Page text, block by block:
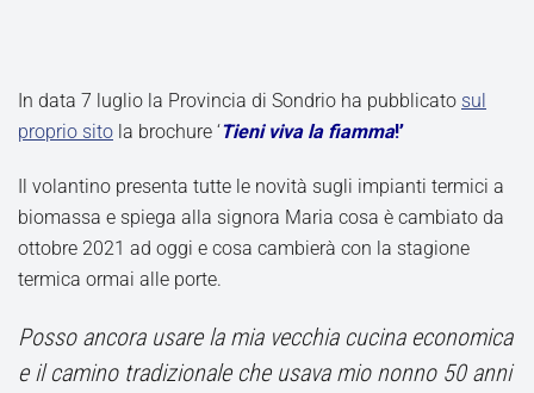
In data 7 luglio la Provincia di Sondrio ha pubblicato sul
proprio sito la brochure ‘Tieni viva la fiamma!’
Il volantino presenta tutte le novità sugli impianti termici a
biomassa e spiega alla signora Maria cosa è cambiato da
ottobre 2021 ad oggi e cosa cambierà con la stagione
termica ormai alle porte.
Posso ancora usare la mia vecchia cucina economica
e il camino tradizionale che usava mio nonno 50 anni